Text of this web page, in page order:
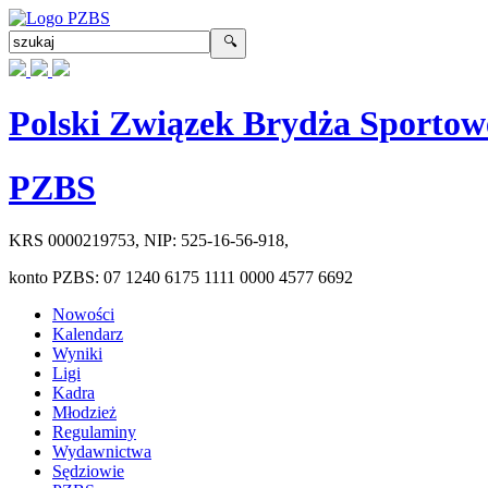
Polski Związek Brydża
PZBS
KRS 0000219753, NIP: 525-16-56-918,
konto PZBS: 07 1240 6175 1111 0000 4577 6692
Nowości
Kalendarz
Wyniki
Ligi
Kadra
Młodzież
Regulaminy
Wydawnictwa
Sędziowie